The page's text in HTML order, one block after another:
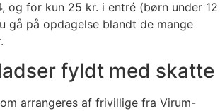
og for kun 25 kr. i entré (børn under 12
gå på opdagelse blandt de mange
fyldt med skatte
arrangeres af frivillige fra Virum-